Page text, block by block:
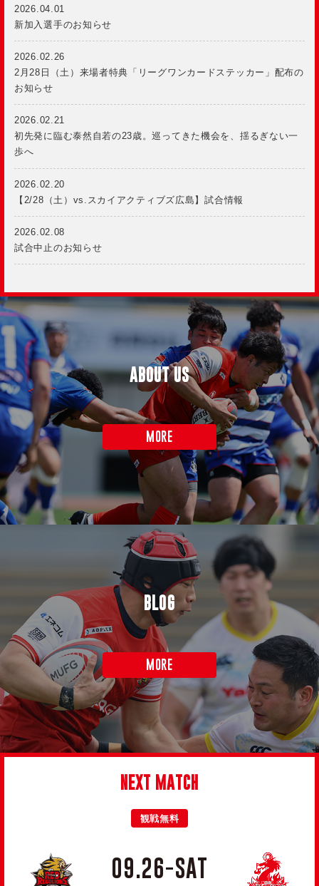
2026.04.01
新加入選手のお知らせ
2026.02.26
2月28日（土）来場者特典「リーグワンカードステッカー」配布の
お知らせ
2026.02.21
初先発に臨む泰然自若の23歳。巡ってきた機会を、揺るぎない一
歩へ
2026.02.20
【2/28（土）vs.スカイアクティブズ広島】試合情報
2026.02.08
試合中止のお知らせ
ABOUT US
MORE
BLOG
MORE
NEXT MATCH
観戦無料
09.26-SAT